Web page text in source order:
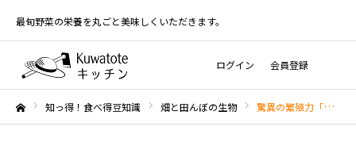
最旬野菜の栄養を丸ごと美味しくいただきます。
ログイン 会員登録
知っ得！食べ得豆知識 畑と田んぼの生物 驚異の繁殖力「ナガミヒナゲシ」特長と駆除方法